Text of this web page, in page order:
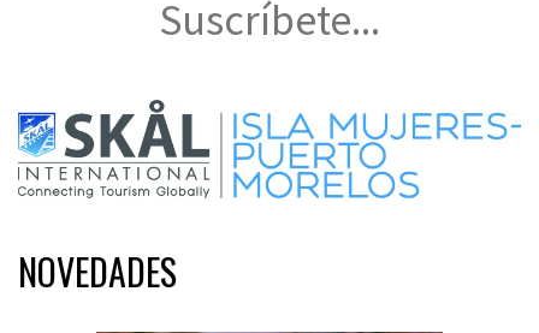
Suscríbete...
NOVEDADES